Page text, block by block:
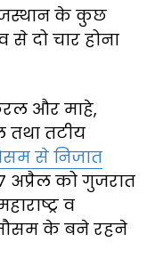
के कुछ
दो चार होना
और माहे,
तथा तटीय
से निजात
अप्रैल को गुजरात
व
के बने रहने